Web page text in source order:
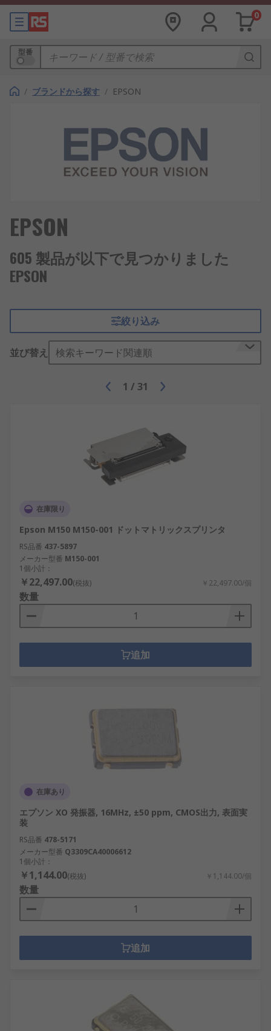
0
型番
/ ブランドから探す / EPSON
EPSON
605 製品が以下で見つかりました
EPSON
絞り込み
並び替え 検索キーワード関連順
1 / 31
在庫限り
Epson M150 M150-001 ドットマトリックスプリンタ
RS品番 437-5897
メーカー型番 M150-001
1個小計：
￥22,497.00(税抜) ￥22,497.00/個
数量
追加
在庫あり
エプソン XO 発振器, 16MHz, ±50 ppm, CMOS出力, 表面実
装
RS品番 478-5171
メーカー型番 Q3309CA40006612
1個小計：
￥1,144.00(税抜) ￥1,144.00/個
数量
追加